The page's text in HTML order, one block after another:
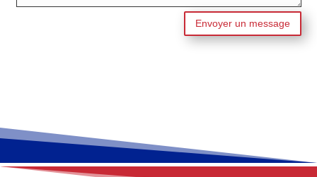
Envoyer un message